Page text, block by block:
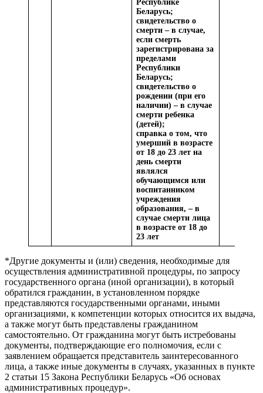
Республике
Беларусь;
свидетельство о
смерти – в случае,
если смерть
зарегистрирована за
пределами
Республики
Беларусь;
свидетельство о
рождении (при его
наличии) – в случае
смерти ребенка
(детей);
справка о том, что
умерший в возрасте
от 18 до 23 лет на
день смерти
являлся
обучающимся или
воспитанником
учреждения
образования, – в
случае смерти лица
в возрасте от 18 до
23 лет
*Другие документы и (или) сведения, необходимые для
осуществления административной процедуры, по запросу
государственного органа (иной организации), в который
обратился гражданин, в установленном порядке
представляются государственными органами, иными
организациями, к компетенции которых относится их выдача,
а также могут быть представлены гражданином
самостоятельно. От гражданина могут быть истребованы
документы, подтверждающие его полномочия, если с
заявлением обращается представитель заинтересованного
лица, а также иные документы в случаях, указанных в пункте
2 статьи 15 Закона Республики Беларусь «Об основах
административных процедур».